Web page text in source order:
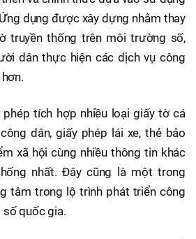
dụng được xây dựng nhằm thay
truyền thống trên môi trường số,
dân thực hiện các dịch vụ công
phép tích hợp nhiều loại giấy tờ cá
dân, giấy phép lái xe, thẻ bảo
xã hội cùng nhiều thông tin khác
nhất. Đây cũng là một trong
tâm trong lộ trình phát triển công
số quốc gia.